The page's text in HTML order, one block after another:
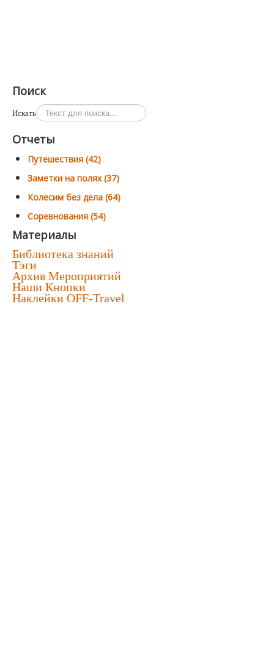
Поиск
Искать
Отчеты
Путешествия (42)
Заметки на полях (37)
Колесим без дела (64)
Соревнования (54)
Материалы
Библиотека знаний
Тэги
Архив Мероприятий
Наши Кнопки
Наклейки OFF-Travel